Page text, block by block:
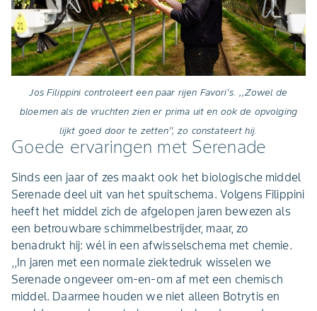
Jos Filippini controleert een paar rijen Favori’s. ,,Zowel de
bloemen als de vruchten zien er prima uit en ook de opvolging
lijkt goed door te zetten’’, zo constateert hij.
Goede ervaringen met Serenade
Sinds een jaar of zes maakt ook het biologische middel
Serenade deel uit van het spuitschema. Volgens Filippini
heeft het middel zich de afgelopen jaren bewezen als
een betrouwbare schimmelbestrijder, maar, zo
benadrukt hij: wél in een afwisselschema met chemie.
,,In jaren met een normale ziektedruk wisselen we
Serenade ongeveer om-en-om af met een chemisch
middel. Daarmee houden we niet alleen Botrytis en